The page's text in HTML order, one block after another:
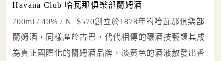
Havana Club 哈瓦那俱樂部蘭姆酒
700ml / 40% / NT$570創立於1878年的哈瓦那俱樂部
蘭姆酒，同樣產於古巴，代代相傳的釀酒技藝讓其成
為真正國際化的蘭姆酒品牌，淡黃色的酒液散發出香